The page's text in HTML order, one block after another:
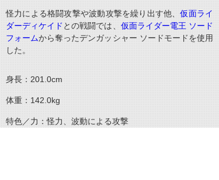
怪力による格闘攻撃や波動攻撃を繰り出す他、仮面ライ
ダーディケイド との戦闘では、 仮面ライダー電王 ソード
フォームから奪ったデンガッシャー ソードモードを使用
した。
身長： 201.0cm
体重： 142.0kg
特色／力：怪力、波動による攻撃